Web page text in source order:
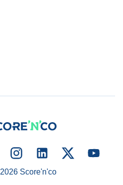
2026Score'n'co